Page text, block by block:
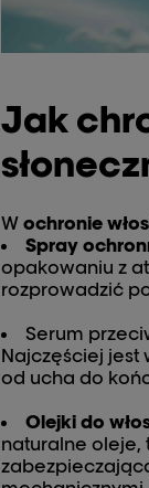
Jak
Wochronie
Spray
opakowaniu z
rozprowadzić
Serum
Najczęściej jest
od ucha do
Olejki do
naturalne oleje,